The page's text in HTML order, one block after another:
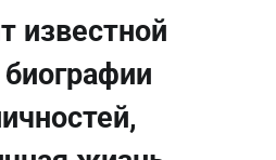
известной